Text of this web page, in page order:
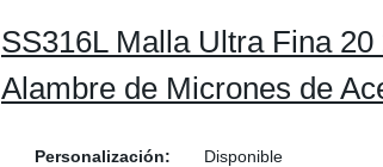
SS316L Malla Ultra Fina
Alambre de Micrones de
Personalización:
Disponible